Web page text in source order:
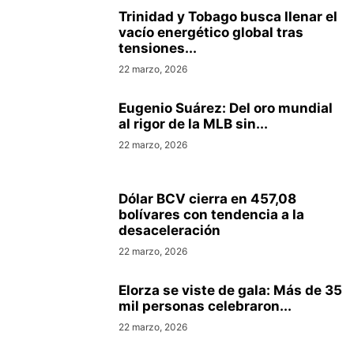
Trinidad y Tobago busca llenar el
vacío energético global tras
tensiones...
22 marzo, 2026
Eugenio Suárez: Del oro mundial
al rigor de la MLB sin...
22 marzo, 2026
Dólar BCV cierra en 457,08
bolívares con tendencia a la
desaceleración
22 marzo, 2026
Elorza se viste de gala: Más de 35
mil personas celebraron...
22 marzo, 2026